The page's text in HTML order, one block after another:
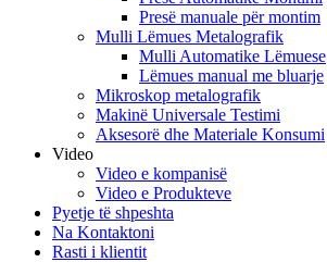
Presë manuale për montim
Mulli Lëmues Metalografik
Mulli Automatike Lëmuese
Lëmues manual me bluarje
Mikroskop metalografik
Makinë Universale Testimi
Aksesorë dhe Materiale Konsumi
Video
Video e kompanisë
Video e Produkteve
Pyetje të shpeshta
Na Kontaktoni
Rasti i klientit